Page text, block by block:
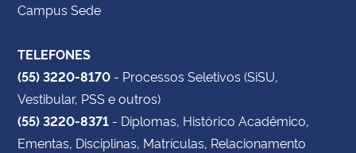
a PROGRAD e com as Coordenações dos Cursos de
Licenciatura, para esclarecimentos e organização
do trabalho, e de seminários de capacitação e
aperfeiçoamento.
Campus Sede
TELEFONES
(55) 3220-8170 - Processos Seletivos (SiSU,
Vestibular, PSS e outros)
(55) 3220-8371 - Diplomas, Histórico Acadêmico,
Ementas, Disciplinas, Matrículas, Relacionamento